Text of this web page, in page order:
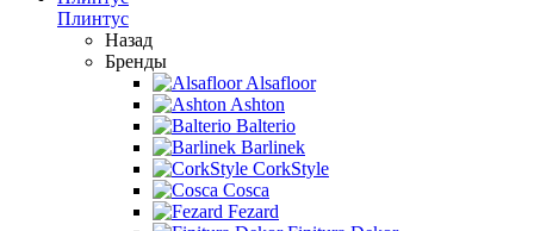
Плинтус
Назад
Бренды
Alsafloor
Ashton
Balterio
Barlinek
CorkStyle
Cosca
Fezard